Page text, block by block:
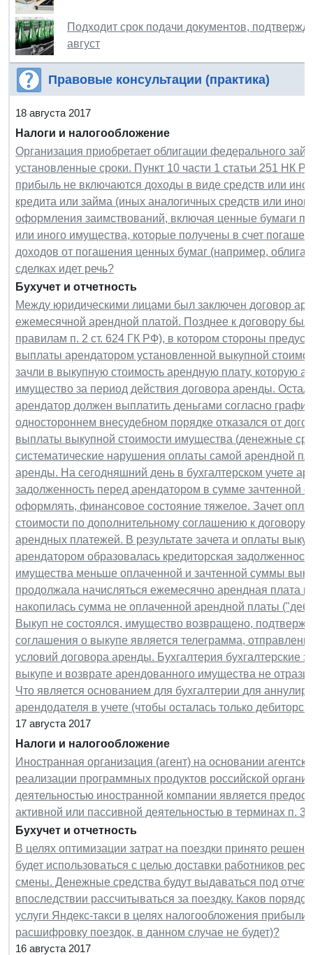
Подходит срок подачи документов,
август
Правовые консультации (практика)
18 августа 2017
Налоги и налогообложение
Организация приобретает облигации федерального
установленные сроки. Пункт 10 части 1 статьи 251 НК
прибыль не включаются доходы в виде средств или
кредита или займа (иных аналогичных средств или
оформления заимствований, включая ценные бумаги
или иного имущества, которые получены в счет
доходов от погашения ценных бумаг (например,
сделках идет речь?
Бухучет и отчетность
Между юридическими лицами был заключен договор
ежемесячной арендной платой. Позднее к договору
правилам п. 2 ст. 624 ГК РФ), в котором стороны
выплаты арендатором установленной выкупной
зачли в выкупную стоимость арендную плату, которую
имущество за период действия договора аренды.
арендатор должен выплатить деньгами согласно
одностороннем внесудебном порядке отказался от
выплаты выкупной стоимости имущества (денежные
систематические нарушения оплаты самой арендной
аренды. На сегодняшний день в бухгалтерском учете
задолженность перед арендатором в сумме зачтенной
оформлять, финансовое состояние тяжелое. Зачет
стоимости по дополнительному соглашению к
арендных платежей. В результате зачета и оплаты
арендатором образовалась кредиторская
имущества меньше оплаченной и зачтенной суммы
продолжала начисляться ежемесячно арендная плата
накопилась сумма не оплаченной арендной платы
Выкуп не состоялся, имущество возвращено,
соглашения о выкупе является телеграмма,
условий договора аренды. Бухгалтерия бухгалтерские
выкупе и возврате арендованного имущества не
Что является основанием для бухгалтерии для
арендодателя в учете (чтобы осталась только
17 августа 2017
Налоги и налогообложение
Иностранная организация (агент) на основании
реализации программных продуктов российской
деятельностью иностранной компании является
активной или пассивной деятельностью в терминах п. 3
Бухучет и отчетность
В целях оптимизации затрат на поездки принято
будет использоваться с целью доставки работников
смены. Денежные средства будут выдаваться под
впоследствии рассчитываться за поездку. Каков
услуги Яндекс-такси в целях налогообложения прибыли
расшифровку поездок, в данном случае не будет)?
16 августа 2017